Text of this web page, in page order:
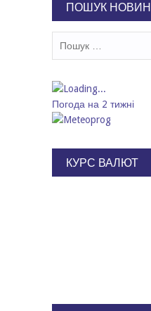
ПОШУК НОВИН
Погода на 2 тижні
КУРС ВАЛЮТ